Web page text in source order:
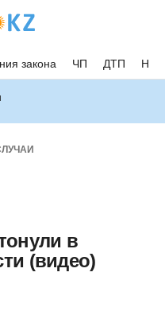
закона ЧП ДТП
в
(видео)